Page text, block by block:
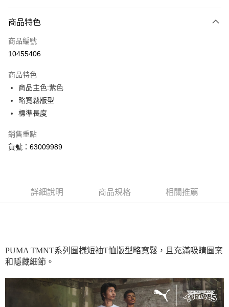
信用卡一次付款
LINE Pay
街口支付
悠遊付
運送方式
商品特色
商品編號
10455406
商品特色
商品主色:紫色
略寬鬆版型
標準長度
銷售重點
貨號：63009989
詳細說明 商品規格 相關推薦
PUMA TMNT系列圖樣短袖T恤版型略寬鬆，且充滿吸睛圖案
和隱藏細節。